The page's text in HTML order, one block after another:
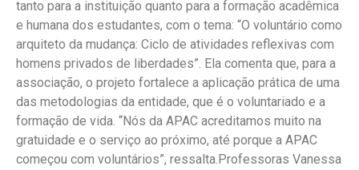
tanto para a instituição quanto para a formação acadêmica
e humana dos estudantes, com o tema: “O voluntário como
arquiteto da mudança: Ciclo de atividades reflexivas com
homens privados de liberdades”. Ela comenta que, para a
associação, o projeto fortalece a aplicação prática de uma
das metodologias da entidade, que é o voluntariado e a
formação de vida. “Nós da APAC acreditamos muito na
gratuidade e o serviço ao próximo, até porque a APAC
começou com voluntários”, ressalta.Professoras Vanessa